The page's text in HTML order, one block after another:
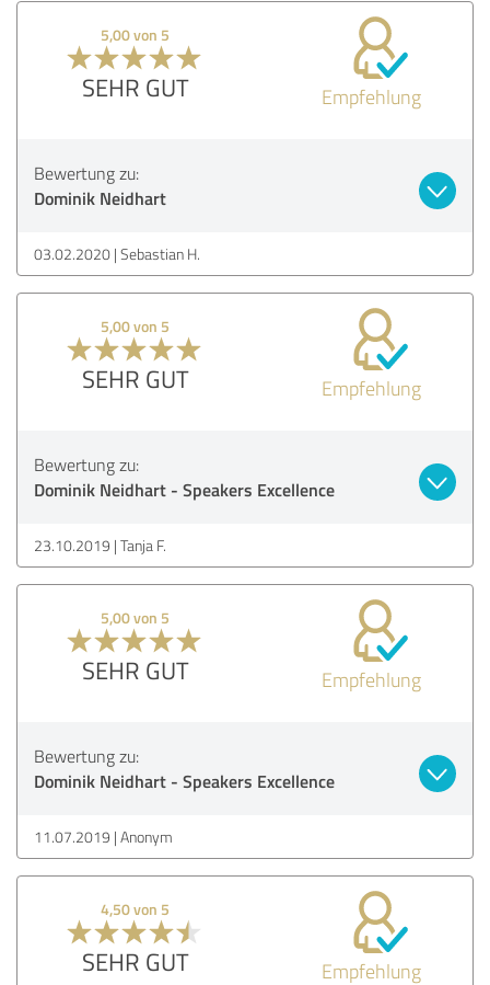
5,00 von 5
SEHR GUT Empfehlung
Bewertung zu:
Dominik Neidhart
03.02.2020 Sebastian H.
5,00 von 5
SEHR GUT Empfehlung
Bewertung zu:
Dominik Neidhart - Speakers Excellence
23.10.2019 Tanja F.
5,00 von 5
SEHR GUT Empfehlung
Bewertung zu:
Dominik Neidhart - Speakers Excellence
11.07.2019 Anonym
4,50 von 5
SEHR GUT Empfehlung